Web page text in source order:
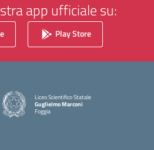
app ufficiale su:
Play Store
Liceo Scientifico Statale
Guglielmo Marconi
Foggia
— Visita la pagina iniziale della scuola